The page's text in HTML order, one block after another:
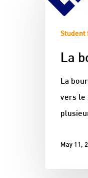
Student
La
La
vers le
May 11,